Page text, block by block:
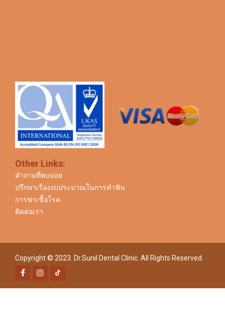
Other Links:
คำถามที่พบบ่อย
ปรึกษาเรื่องงบประมาณในการทำฟัน
การฆ่าเชื้อโรค
ติดต่อเรา
Copyright © 2023. Dr.Sunil Dental Clinic. All Rights Reserved.